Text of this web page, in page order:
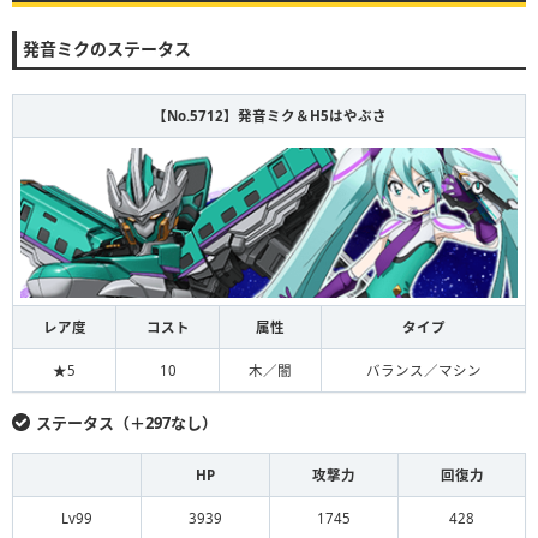
発音ミクのステータス
【No.5712】発音ミク＆H5はやぶさ
レア度 コスト 属性 タイプ
★5 10 木／闇 バランス／マシン
ステータス（＋297なし）
HP 攻撃力 回復力
Lv99 3939 1745 428